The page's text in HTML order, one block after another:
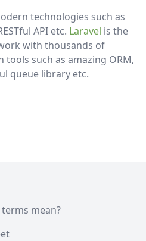
technologies such as
API etc. Laravel is the
with thousands of
such as amazing ORM,
queue library etc.
mean?